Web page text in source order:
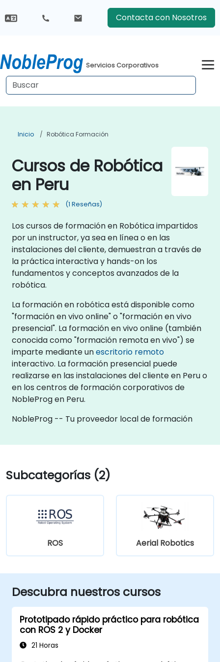
Contacta con Nosotros
Servicios Corporativos
Inicio Robótica Formación
Cursos de Robótica
en Peru
(1 Reseñas)
Los cursos de formación en Robótica impartidos
por un instructor, ya sea en línea o en las
instalaciones del cliente, demuestran a través de
la práctica interactiva y hands-on los
fundamentos y conceptos avanzados de la
robótica.
La formación en robótica está disponible como
"formación en vivo online" o "formación en vivo
presencial". La formación en vivo online (también
conocida como "formación remota en vivo") se
imparte mediante unescritorio remoto
interactivo. La formación presencial puede
realizarse en las instalaciones del cliente en Peru o
en los centros de formación corporativos de
NobleProg en Peru.
NobleProg -- Tu proveedor local de formación
Subcategorías (2)
ROS Aerial Robotics
Descubra nuestros cursos
Prototipado rápido práctico para robótica
con ROS 2 y Docker
21 Horas